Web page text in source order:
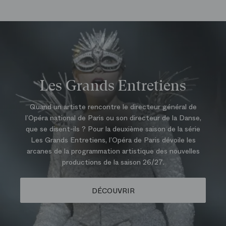
Les Grands Entretiens
Quand un artiste rencontre le directeur général de
l’Opéra national de Paris ou son directeur de la Danse,
que se disent-ils ? Pour la deuxième saison de la série
Les Grands Entretiens, l’Opéra de Paris dévoile les
arcanes de la programmation artistique des nouvelles
productions de la saison 26/27.
DÉCOUVRIR